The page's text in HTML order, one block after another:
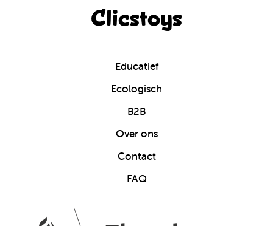
Clicstoys
Educatief
Ecologisch
B2B
Over ons
Contact
FAQ